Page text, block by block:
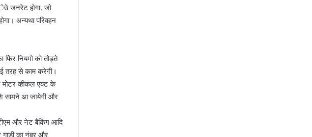
ेउे जनरेट होगा. जो
अन्यथा परिवहन
नियमो को तोड़ते
तरह से काम करेगी।
व्हीकल एक्ट के
सामने आ जायेगी और
और नेट बैंकिंग आदि
का नंबर और